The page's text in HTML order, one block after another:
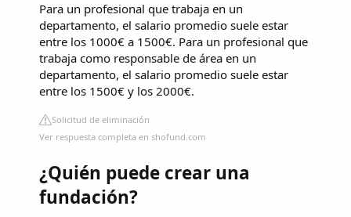
Para un profesional que trabaja en un
departamento, el salario promedio suele estar
entre los 1000€ a 1500€. Para un profesional que
trabaja como responsable de área en un
departamento, el salario promedio suele estar
entre los 1500€ y los 2000€.
Solicitud de eliminación
Ver respuesta completa en shofund.com
¿Quién puede crear una
fundación?